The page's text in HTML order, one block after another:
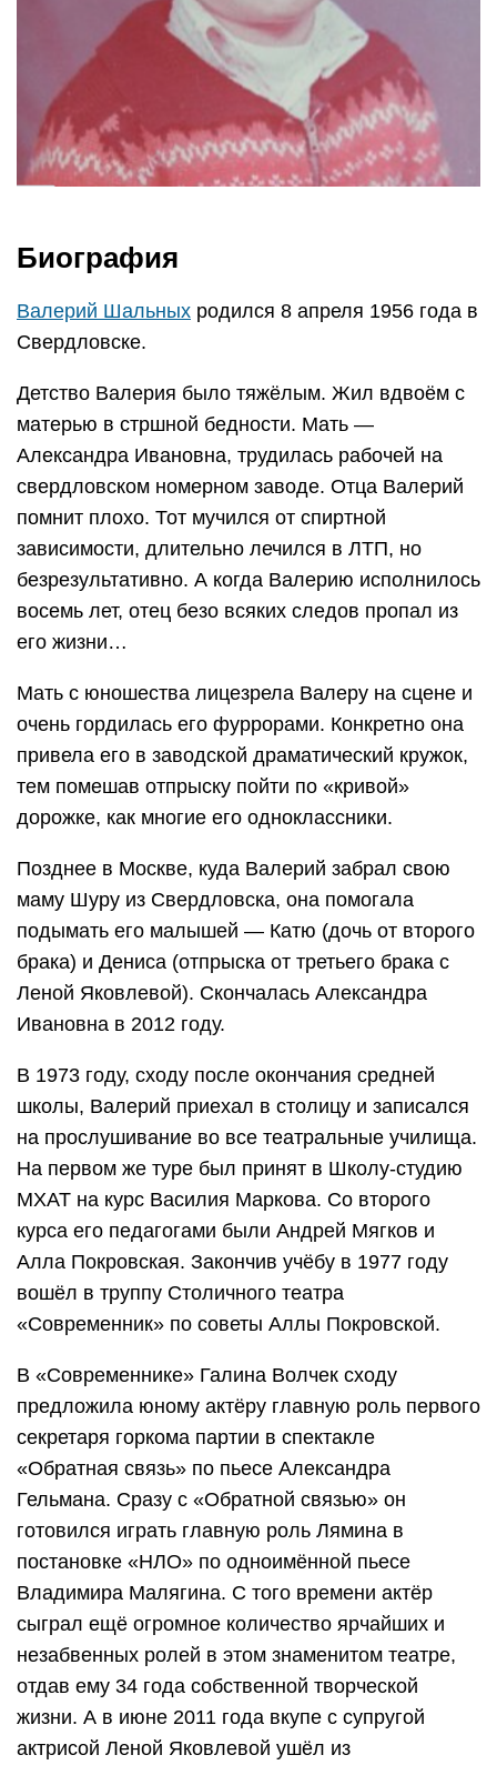
Биография
Валерий Шальных родился 8 апреля 1956 года в
Свердловске.
Детство Валерия было тяжёлым. Жил вдвоём с
матерью в стршной бедности. Мать —
Александра Ивановна, трудилась рабочей на
свердловском номерном заводе. Отца Валерий
помнит плохо. Тот мучился от спиртной
зависимости, длительно лечился в ЛТП, но
безрезультативно. А когда Валерию исполнилось
восемь лет, отец безо всяких следов пропал из
его жизни…
Мать с юношества лицезрела Валеру на сцене и
очень гордилась его фуррорами. Конкретно она
привела его в заводской драматический кружок,
тем помешав отпрыску пойти по «кривой»
дорожке, как многие его одноклассники.
Позднее в Москве, куда Валерий забрал свою
маму Шуру из Свердловска, она помогала
подымать его малышей — Катю (дочь от второго
брака) и Дениса (отпрыска от третьего брака с
Леной Яковлевой). Скончалась Александра
Ивановна в 2012 году.
В 1973 году, сходу после окончания средней
школы, Валерий приехал в столицу и записался
на прослушивание во все театральные училища.
На первом же туре был принят в Школу-студию
МХАТ на курс Василия Маркова. Со второго
курса его педагогами были Андрей Мягков и
Алла Покровская. Закончив учёбу в 1977 году
вошёл в труппу Столичного театра
«Современник» по советы Аллы Покровской.
В «Современнике» Галина Волчек сходу
предложила юному актёру главную роль первого
секретаря горкома партии в спектакле
«Обратная связь» по пьесе Александра
Гельмана. Сразу с «Обратной связью» он
готовился играть главную роль Лямина в
постановке «НЛО» по одноимённой пьесе
Владимира Малягина. С того времени актёр
сыграл ещё огромное количество ярчайших и
незабвенных ролей в этом знаменитом театре,
отдав ему 34 года собственной творческой
жизни. А в июне 2011 года вкупе с супругой
актрисой Леной Яковлевой ушёл из